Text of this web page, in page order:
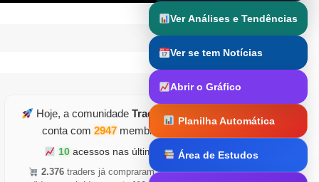
Trader Runner
Hoje, a comunidade TraderDicas.com
conta com 2947membros ativos
10acessos nas últimas horas
2.376 traders já compraram •
5.126
Ver Análises e Tendências
Ver se tem Notícias
Abrir o Gráfico
Planilha Automática
Área de Estudos